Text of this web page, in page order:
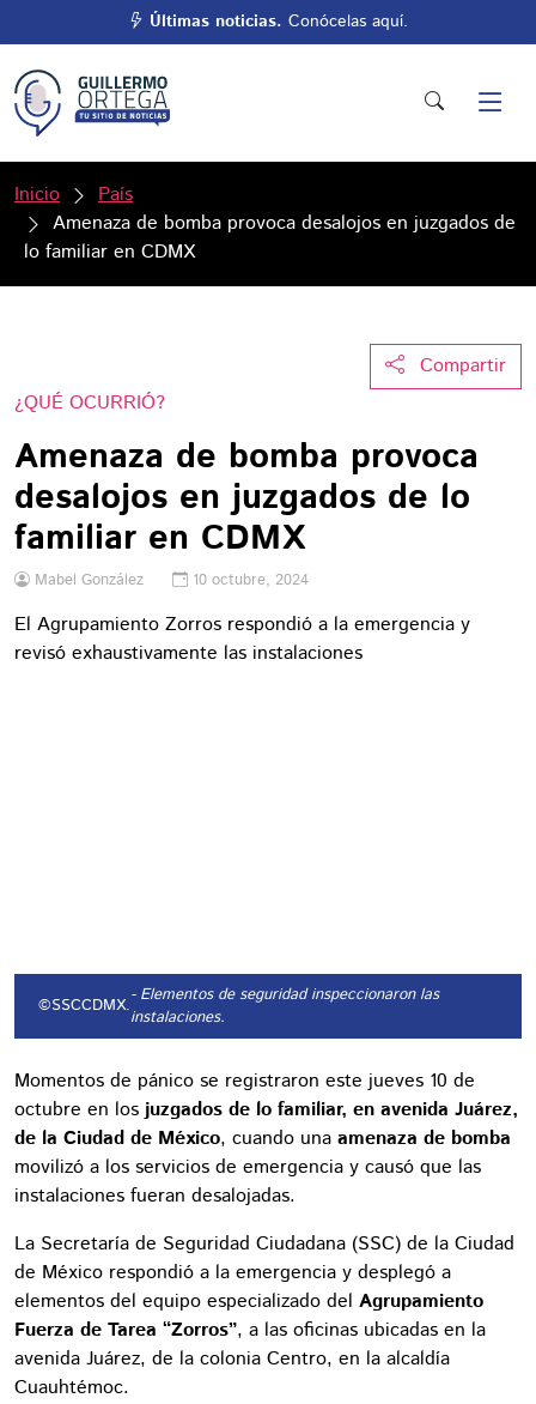
Últimas noticias. Conócelas aquí.
Inicio
País
Amenaza de bomba provoca desalojos en juzgados de
lo familiar en CDMX
Compartir
¿QUÉ OCURRIÓ?
Amenaza de bomba provoca
desalojos en juzgados de lo
familiar en CDMX
Mabel González 10 octubre, 2024
El Agrupamiento Zorros respondió a la emergencia y
revisó exhaustivamente las instalaciones
©SSCCDMX.- Elementos de seguridad inspeccionaron las
instalaciones.
Momentos de pánico se registraron este jueves 10 de
octubre en los juzgados de lo familiar, en avenida Juárez,
de la Ciudad de México, cuando una amenaza de bomba
movilizó a los servicios de emergencia y causó que las
instalaciones fueran desalojadas.
La Secretaría de Seguridad Ciudadana (SSC) de la Ciudad
de México respondió a la emergencia y desplegó a
elementos del equipo especializado del Agrupamiento
Fuerza de Tarea “Zorros”, a las oficinas ubicadas en la
avenida Juárez, de la colonia Centro, en la alcaldía
Cuauhtémoc.